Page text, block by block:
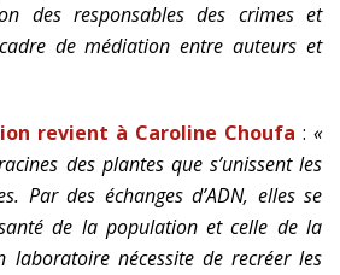
des responsables des crimes et
cadre de médiation entre auteurs et
revient à Caroline Choufa : «
des plantes que s’unissent les
Par des échanges d’ADN, elles se
de la population et celle de la
laboratoire nécessite de recréer les